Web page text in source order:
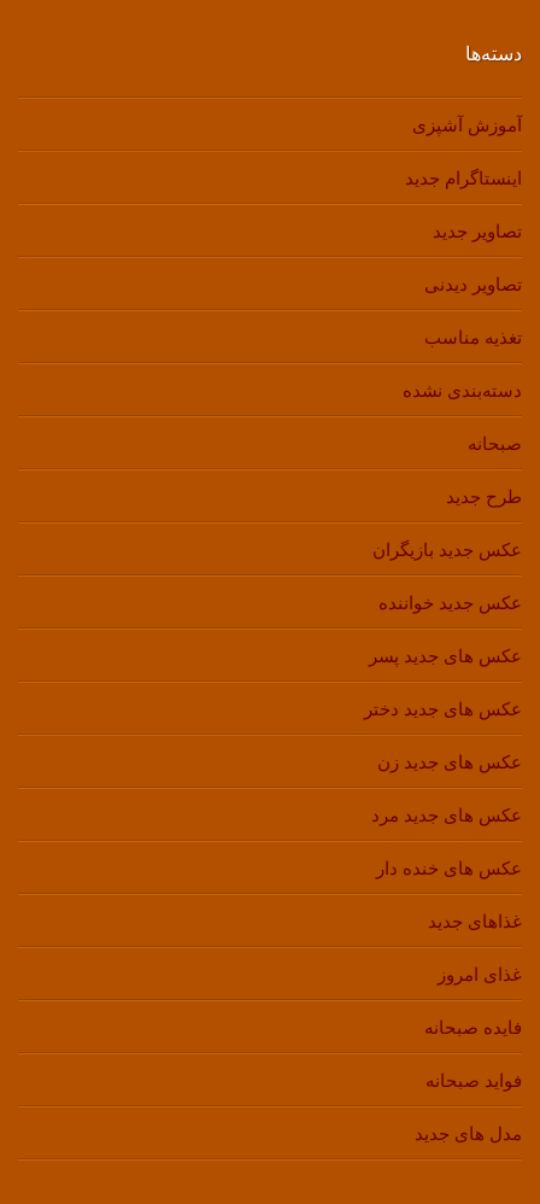
دسته‌ها
آموزش آشپزی
اینستاگرام جدید
تصاویر جدید
تصاویر دیدنی
تغذیه مناسب
دسته‌بندی نشده
صبحانه
طرح جدید
عکس جدید بازیگران
عکس جدید خواننده
عکس های جدید پسر
عکس های جدید دختر
عکس های جدید زن
عکس های جدید مرد
عکس های خنده دار
غذاهای جدید
غذای امروز
فایده صبحانه
فواید صبحانه
مدل های جدید